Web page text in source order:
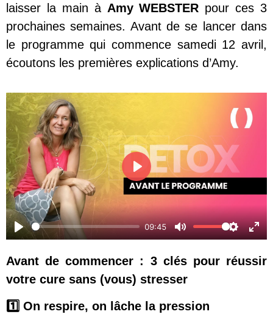
laisser la main à Amy WEBSTER pour ces 3
prochaines semaines. Avant de se lancer dans
le programme qui commence samedi 12 avril,
écoutons les premières explications d’Amy.
Play
09:45
Mute Settings
Play
Avant de commencer : 3 clés pour réussir
votre cure sans (vous) stresser
1️⃣ On respire, on lâche la pression